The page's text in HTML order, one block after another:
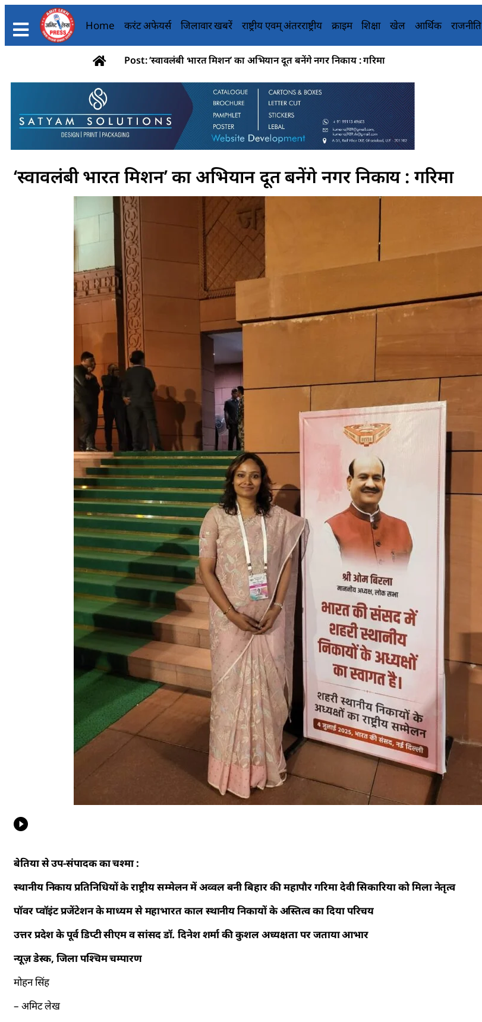
Home करंट अफेयर्स जिलावार खबरें राष्ट्रीय एवम् अंतरराष्ट्रीय क्राइम शिक्षा खेल आर्थिक राजनीति
Post: ‘स्वावलंबी भारत मिशन’ का अभियान दूत बनेंगे नगर निकाय : गरिमा
‘स्वावलंबी भारत मिशन’ का अभियान दूत बनेंगे नगर निकाय : गरिमा
बेतिया से उप-संपादक का चश्मा :
स्थानीय निकाय प्रतिनिधियों के राष्ट्रीय सम्मेलन में अव्वल बनी बिहार की महापौर गरिमा देवी सिकारिया को मिला नेतृत्व
पॉवर प्वॉइंट प्रजेंटेशन के माध्यम से महाभारत काल स्थानीय निकायों के अस्तित्व का दिया परिचय
उत्तर प्रदेश के पूर्व डिप्टी सीएम व सांसद डॉ. दिनेश शर्मा की कुशल अध्यक्षता पर जताया आभार
न्यूज़ डेस्क, जिला पश्चिम चम्पारण
मोहन सिंह
– अमिट लेख